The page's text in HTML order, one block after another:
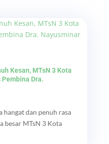
Kesan, MTsN 3 Kota
Dra.
hangat dan penuh rasa
besar MTsN 3 Kota